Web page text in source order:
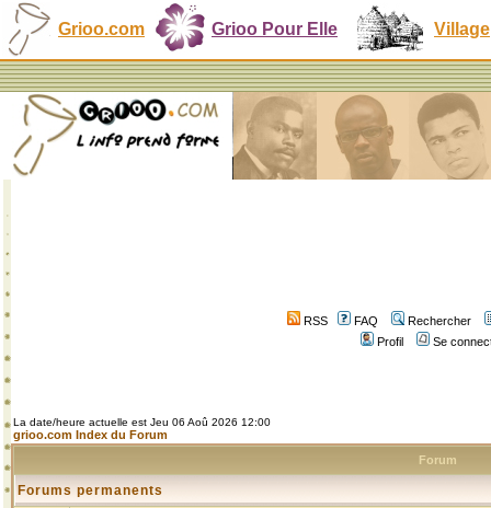
Grioo.com Grioo Pour Elle Village
RSS FAQ
Rechercher
Profil
Se
La date/heure actuelle est Jeu 06 Aoû 2026 12:00
grioo.com Index du Forum
Forum
Forums permanents